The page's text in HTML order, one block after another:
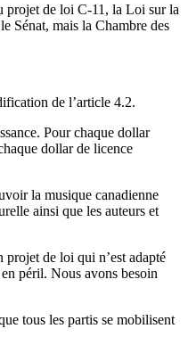
projet de loi C-11, la Loi sur la
Sénat, mais la Chambre des
de l’article 4.2.
Pour chaque dollar
dollar de licence
la musique canadienne
ainsi que les auteurs et
de loi qui n’est adapté
péril. Nous avons besoin
tous les partis se mobilisent